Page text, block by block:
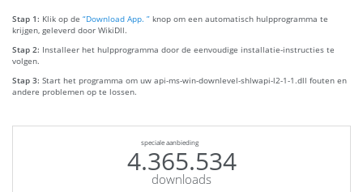
Stap 1: Klik op de “Download App. ” knop om een automatisch hulpprogramma te
krijgen, geleverd door WikiDll.
Stap 2: Installeer het hulpprogramma door de eenvoudige installatie-instructies te
volgen.
Stap 3: Start het programma om uw api-ms-win-downlevel-shlwapi-l2-1-1.dll fouten en
andere problemen op te lossen.
speciale aanbieding
4.365.534
downloads